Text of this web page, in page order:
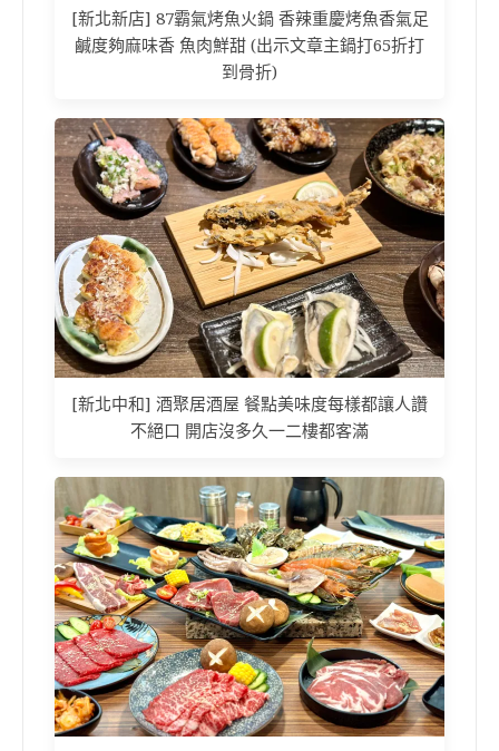
[新北新店] 87霸氣烤魚火鍋 香辣重慶烤魚香氣足
鹹度夠麻味香 魚肉鮮甜 (出示文章主鍋打65折打
到骨折)
[新北中和] 酒聚居酒屋 餐點美味度每樣都讓人讚
不絕口 開店沒多久一二樓都客滿